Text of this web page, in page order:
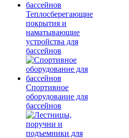
Теплосберегающие
покрытия и
наматывающие
устройства для
бассейнов
Спортивное
оборудование для
бассейнов